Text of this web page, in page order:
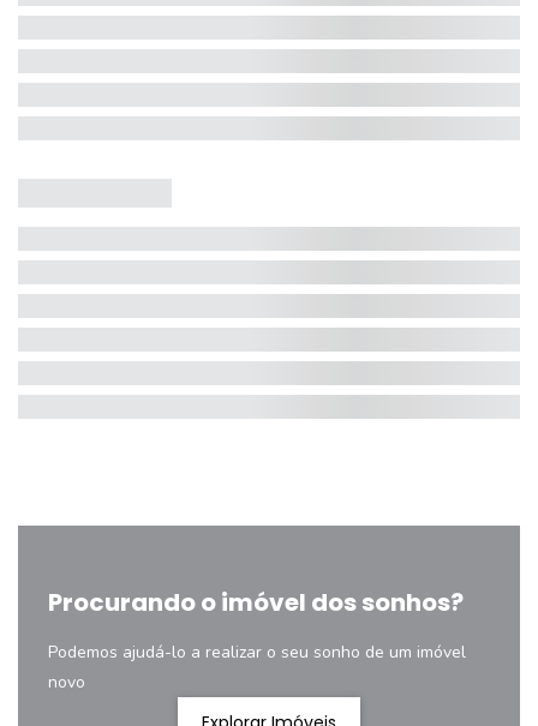
Procurando o imóvel dos sonhos?
Podemos ajudá-lo a realizar o seu sonho de um imóvel
novo